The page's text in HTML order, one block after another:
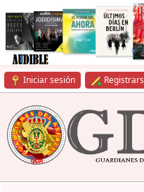
Iniciar sesión